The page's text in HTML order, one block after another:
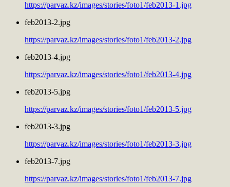
https://parvaz.kz/images/stories/foto1/feb2013-1.jpg
feb2013-2.jpg
https://parvaz.kz/images/stories/foto1/feb2013-2.jpg
feb2013-4.jpg
https://parvaz.kz/images/stories/foto1/feb2013-4.jpg
feb2013-5.jpg
https://parvaz.kz/images/stories/foto1/feb2013-5.jpg
feb2013-3.jpg
https://parvaz.kz/images/stories/foto1/feb2013-3.jpg
feb2013-7.jpg
https://parvaz.kz/images/stories/foto1/feb2013-7.jpg